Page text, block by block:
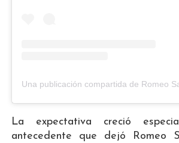
Una publicación compartida de Romeo
La expectativa creció
antecedente que dejó Romeo